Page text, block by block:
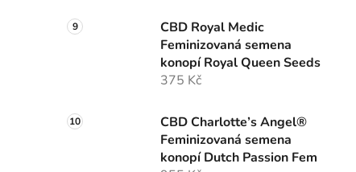
CBD Royal Medic
Feminizovaná semena
konopí Royal Queen Seeds
375 Kč
CBD Charlotte’s Angel®
Feminizovaná semena
konopí Dutch Passion Fem